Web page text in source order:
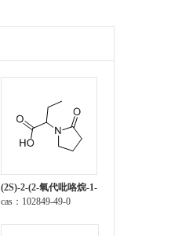
(2S)-2-(2-氧代吡咯烷-1-
基)丁酸
cas：102849-49-0